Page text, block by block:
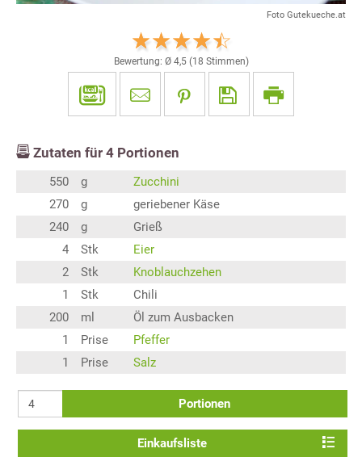
Foto Gutekueche.at
Bewertung: Ø 4,5(18 Stimmen)
Zutaten für 4 Portionen
550 g
Zucchini
270
g
geriebener Käse
240
g
Grieß
4
Stk
Eier
2
Stk
Knoblauchzehen
1
Stk
Chili
200
ml
Öl zum Ausbacken
1
Prise
Pfeffer
1
Prise Salz
Portionen
Einkaufsliste